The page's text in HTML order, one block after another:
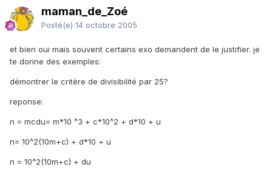
maman_de_Zoé
Posté(e) 14 octobre 2005
et bien oui mais souvent certains exo demandent de le justifier. je
te donne des exemples:
démontrer le critère de divisibilité par 25?
reponse:
n = mcdu= m*10 ^3 + c*10^2 + d*10 + u
n= 10^2(10m+c) + d*10 + u
n = 10^2(10m+c) + du